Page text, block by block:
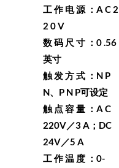
工 作 电 源 ：A C 2
2 0 V
数 码 尺 寸 ：0 .56
英寸
触 发 方 式 ：N P
N、P N P可设定
触 点 容 量 ：A C
220V／3 A；DC
24V／5 A
工 作 温 度 ：0-